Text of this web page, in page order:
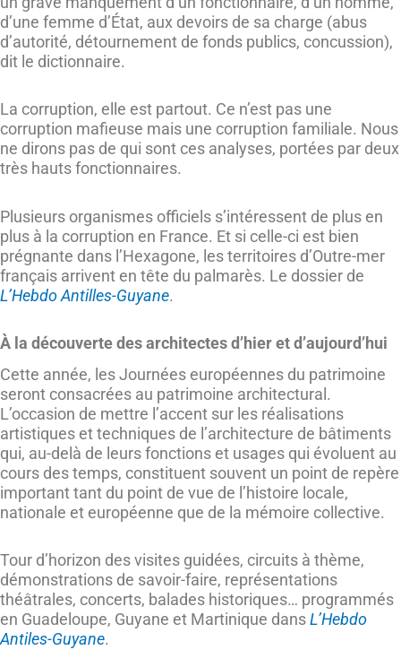
d’une femme d’État, aux devoirs de sa charge (abus
d’autorité, détournement de fonds publics, concussion),
dit le dictionnaire.
La corruption, elle est partout. Ce n’est pas une
corruption mafieuse mais une corruption familiale. Nous
ne dirons pas de qui sont ces analyses, portées par deux
très hauts fonctionnaires.
Plusieurs organismes officiels s’intéressent de plus en
plus à la corruption en France. Et si celle-ci est bien
prégnante dans l’Hexagone, les territoires d’Outre-mer
français arrivent en tête du palmarès. Le dossier de
L’Hebdo Antilles-Guyane.
À la découverte des architectes d’hier et d’aujourd’hui
Cette année, les Journées européennes du patrimoine
seront consacrées au patrimoine architectural.
L’occasion de mettre l’accent sur les réalisations
artistiques et techniques de l’architecture de bâtiments
qui, au-delà de leurs fonctions et usages qui évoluent au
cours des temps, constituent souvent un point de repère
important tant du point de vue de l’histoire locale,
nationale et européenne que de la mémoire collective.
Tour d’horizon des visites guidées, circuits à thème,
démonstrations de savoir-faire, représentations
théâtrales, concerts, balades historiques… programmés
en Guadeloupe, Guyane et Martinique dansL’Hebdo
Antiles-Guyane.